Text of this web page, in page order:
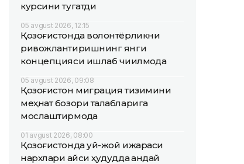
курсини тугатди
05 avgust 2026, 12:15
Қозоғистонда волонтёрликни
ривожлантиришнинг янги
концепцияси ишлаб чиқилмоқда
05 avgust 2026, 09:08
Қозоғистон миграция тизимини
меҳнат бозори талабларига
мослаштирмоқда
01 avgust 2026, 08:00
Қозоғистонда уй-жой ижараси
нархлари қайси ҳудудда қандай